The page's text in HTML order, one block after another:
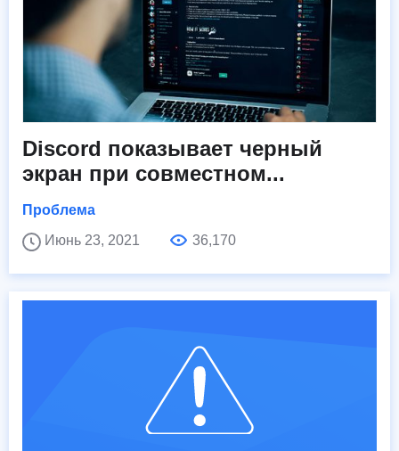
Discord показывает черный
экран при совместном...
Проблема
Июнь 23, 2021
36,170